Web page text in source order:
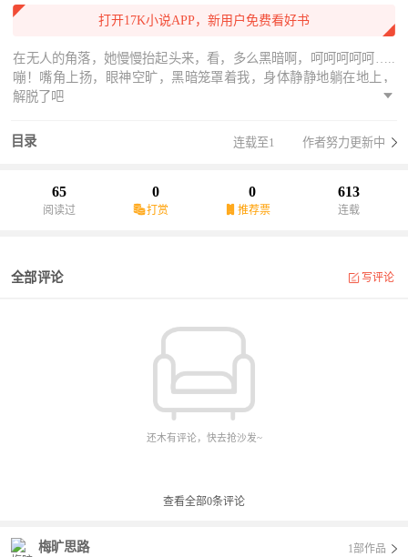
打开17K小说APP，新用户免费看好书
在无人的角落，她慢慢抬起头来，看，多么黑暗啊，呵呵呵呵呵…..
嘣！嘴角上扬，眼神空旷，黑暗笼罩着我，身体静静地躺在地上，
解脱了吧
目录 连载至1 作者努力更新中
65
阅读过
0
打赏
0
推荐票
613
连载
全部评论 写评论
还木有评论，快去抢沙发~
查看全部0条评论
梅旷思路 1部作品